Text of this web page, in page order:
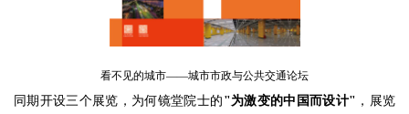
看不见的城市——城市市政与公共交通论坛
同期开设三个展览，为何镜堂院士的 "为激变的中国而设计" ，展览